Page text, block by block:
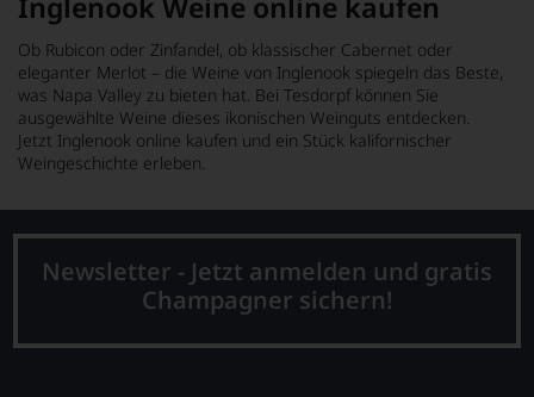
Ob Rubicon oder Zinfandel, ob klassischer Cabernet oder
eleganter Merlot – die Weine von Inglenook spiegeln das Beste,
was Napa Valley zu bieten hat. Bei Tesdorpf können Sie
ausgewählte Weine dieses ikonischen Weinguts entdecken.
Jetzt Inglenook online kaufen und ein Stück kalifornischer
Weingeschichte erleben.
Newsletter - Jetzt anmelden und gratis
Champagner sichern!